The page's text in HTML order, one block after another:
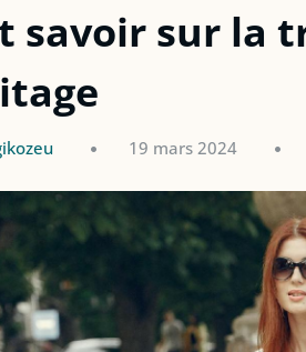
savoir sur la
19 mars 2024